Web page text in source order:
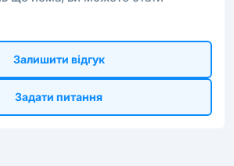
Залишити відгук
Задати питання